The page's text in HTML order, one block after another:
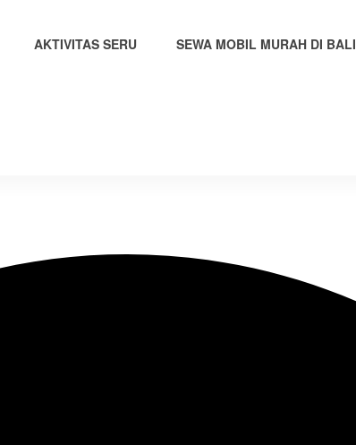
AKTIVITAS SERU SEWA MOBIL MURAH DI BALI